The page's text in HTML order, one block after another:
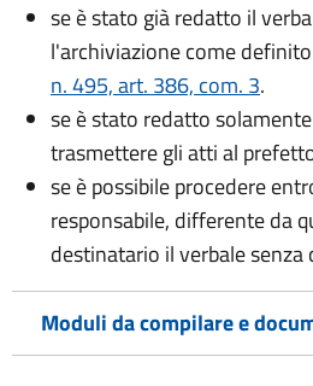
se è stato già redatto il
l'archiviazione come
n. 495, art. 386, com. 3.
se è stato redatto
trasmettere gli atti al
se è possibile procedere
responsabile, differente da
destinatario il verbale
Moduli da compilare e